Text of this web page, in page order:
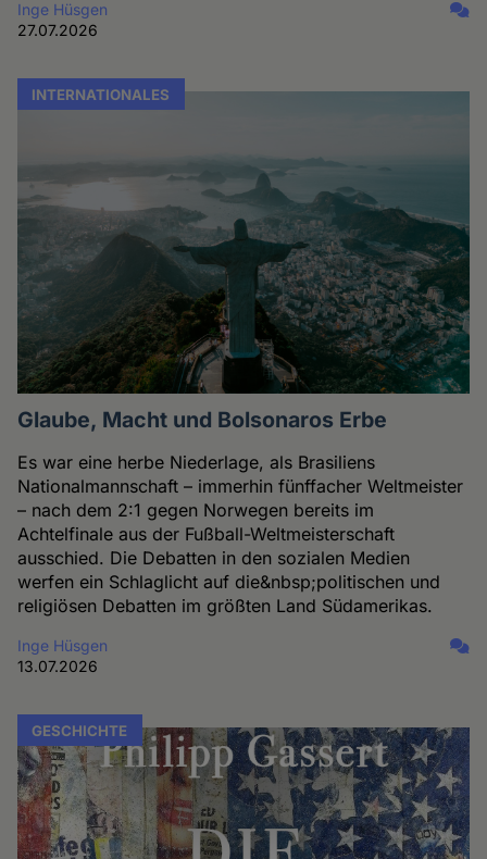
Inge Hüsgen
27.07.2026
INTERNATIONALES
Glaube, Macht und Bolsonaros Erbe
Es war eine herbe Niederlage, als Brasiliens
Nationalmannschaft – immerhin fünffacher Weltmeister
– nach dem 2:1 gegen Norwegen bereits im
Achtelfinale aus der Fußball-Weltmeisterschaft
ausschied. Die Debatten in den sozialen Medien
werfen ein Schlaglicht auf die&nbsp;politischen und
religiösen Debatten im größten Land Südamerikas.
Inge Hüsgen
13.07.2026
GESCHICHTE